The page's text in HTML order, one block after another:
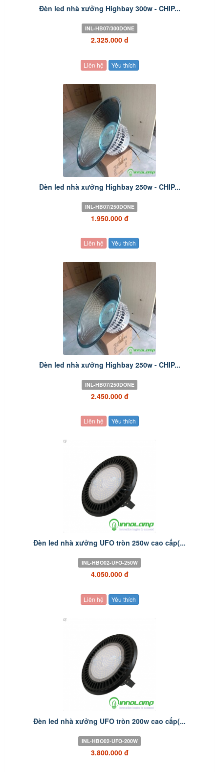
Đèn led nhà xưởng Highbay 300w - CHIP...
INL-HB07/300DONE
2.325.000 đ
Liên hệ Yêu thích
Đèn led nhà xưởng Highbay 250w - CHIP...
INL-HB07/250DONE
1.950.000 đ
Liên hệ Yêu thích
Đèn led nhà xưởng Highbay 250w - CHIP...
INL-HB07/250DONE
2.450.000 đ
Liên hệ Yêu thích
Đèn led nhà xưởng UFO tròn 250w cao cấp(...
INL-HBO02-UFO-250W
4.050.000 đ
Liên hệ Yêu thích
Đèn led nhà xưởng UFO tròn 200w cao cấp(...
INL-HBO02-UFO-200W
3.800.000 đ